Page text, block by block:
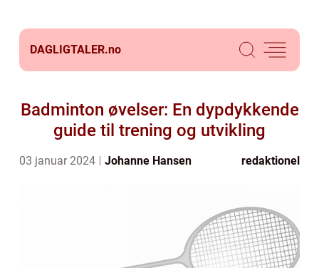
DAGLIGTALER.no
Badminton øvelser: En dypdykkende
guide til trening og utvikling
03 januar 2024 Johanne Hansen redaktionel